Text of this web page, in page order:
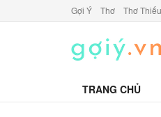
Gợi Ý Thơ Thơ
TRANG CHỦ